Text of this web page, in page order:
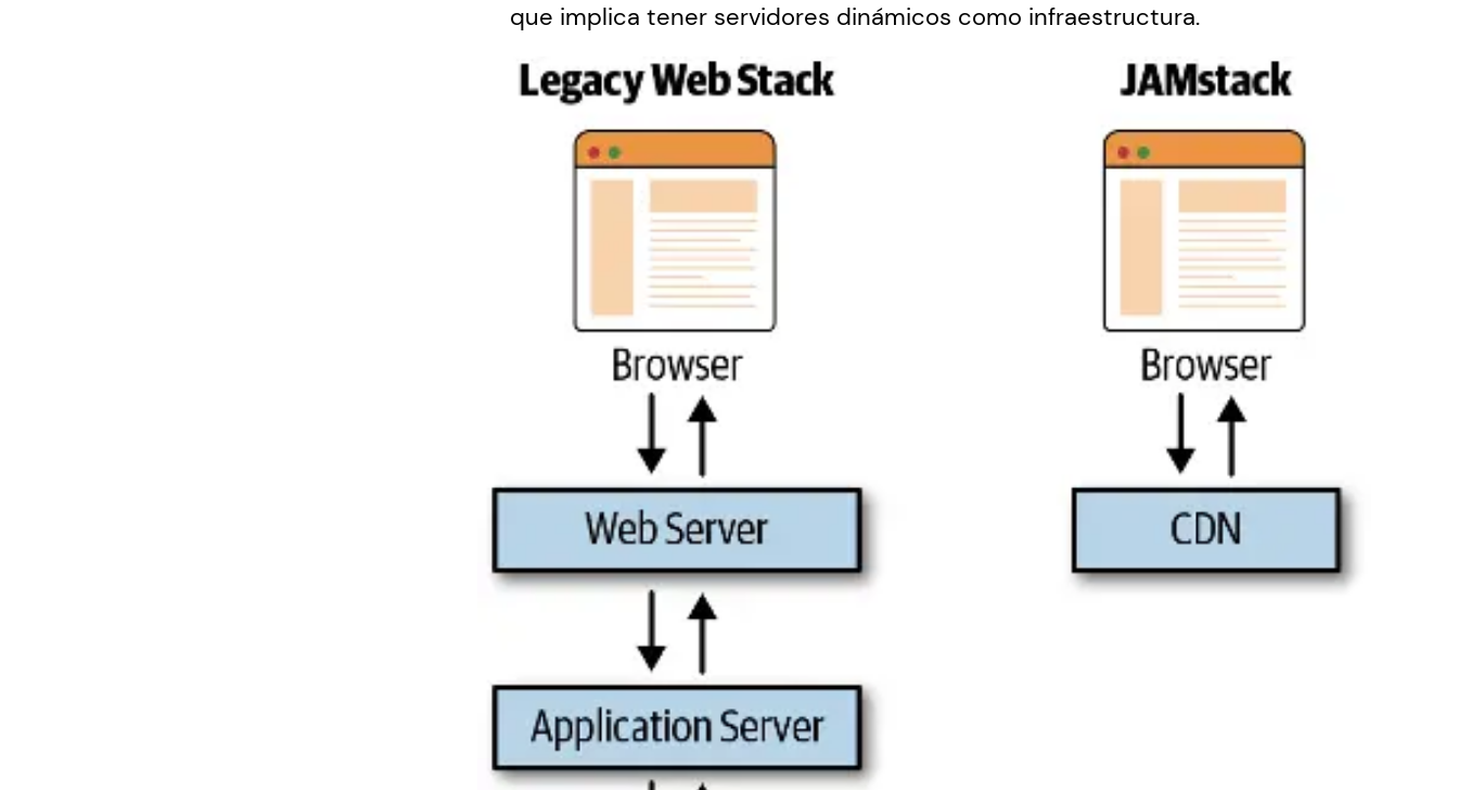
que implica tener servidores dinámicos como infraestructura.